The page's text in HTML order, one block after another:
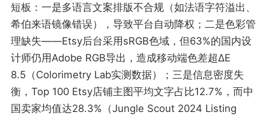
短板：一是多语言文案排版不合规（如法语字符溢出、
希伯来语镜像错误），导致平台自动降权；二是色彩管
理缺失——Etsy后台采用sRGB色域，但63%的国内设
计师仍用Adobe RGB导出，造成移动端色差超ΔE
8.5（Colorimetry Lab实测数据）；三是信息密度失
衡，Top 100 Etsy店铺主图平均文字占比12.7%，而中
国卖家均值达28.3%（Jungle Scout 2024 Listing